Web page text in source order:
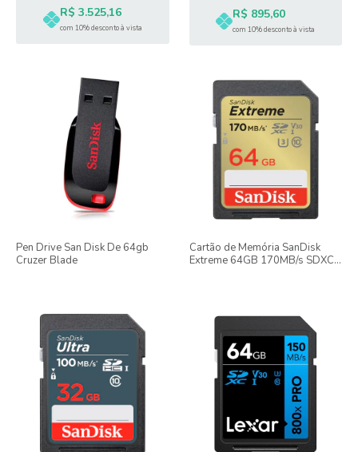
R$ 3.525,16
com 10% desconto à vista
R$ 895,60
com 10% desconto à vista
Pen Drive San Disk De 64gb
Cruzer Blade
Cartão de Memória SanDisk
Extreme 64GB 170MB/s SDXC